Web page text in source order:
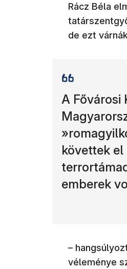
Rácz Béla
de ezt
A Fővárosi
követtek
emberek
–
véleménye